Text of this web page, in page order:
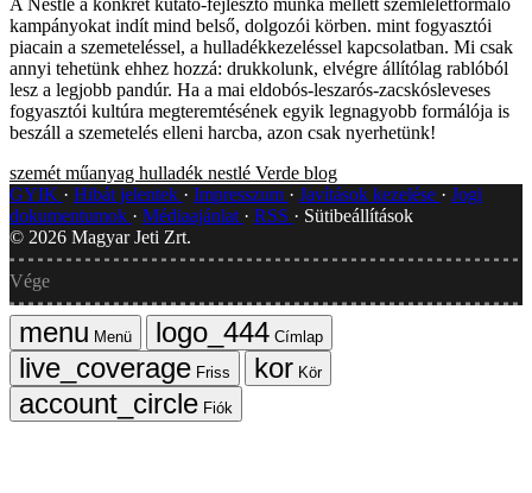
kampányokat indít mind belső, dolgozói körben. mint fogyasztói
piacain a szemeteléssel, a hulladékkezeléssel kapcsolatban. Mi csak
annyi tehetünk ehhez hozzá: drukkolunk, elvégre állítólag rablóból
lesz a legjobb pandúr. Ha a mai eldobós-leszarós-zacskósleveses
fogyasztói kultúra megteremtésének egyik legnagyobb formálója is
beszáll a szemetelés elleni harcba, azon csak nyerhetünk!
szemét műanyag hulladék nestlé Verde blog
GYIK
Hibát jelentek Impresszum Javítások kezelése
Jogi
dokumentumok
Médiaajánlat RSS
Sütibeállítások
© 2026 Magyar Jeti Zrt.
Vége
Menü
Címlap
Friss
Kör
Fiók